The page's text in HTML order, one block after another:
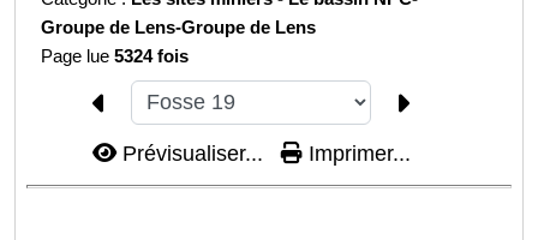
Groupe de Lens-Groupe de Lens
Page lue5324 fois
Prévisualiser... Imprimer...